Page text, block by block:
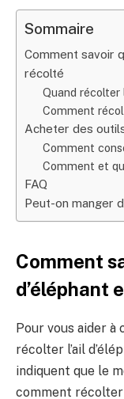
Sommaire
Comment savoir
récolté
Quand récolter
Comment
Acheter des
Comment
Comment et
FAQ
Peut-on manger
Comment
d’éléphant
Pour vous aider à
récolter l’ail
indiquent que le
comment